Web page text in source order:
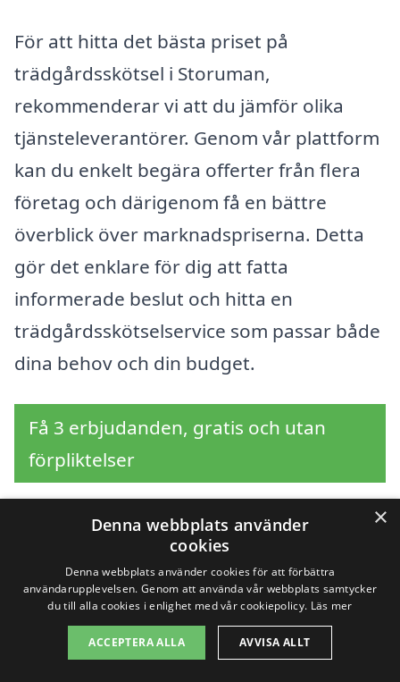
För att hitta det bästa priset på
trädgårdsskötsel i Storuman,
rekommenderar vi att du jämför olika
tjänsteleverantörer. Genom vår plattform
kan du enkelt begära offerter från flera
företag och därigenom få en bättre
överblick över marknadspriserna. Detta
gör det enklare för dig att fatta
informerade beslut och hitta en
trädgårdsskötselservice som passar både
dina behov och din budget.
Få 3 erbjudanden, gratis och utan
förpliktelser
Sök efter en
professionell för
trädgårdsskötsel i
×
Denna webbplats använder
cookies
Denna webbplats använder cookies för att förbättra
användarupplevelsen. Genom att använda vår webbplats samtycker
du till alla cookies i enlighet med vår cookiepolicy. Läs mer
ACCEPTERA ALLA AVVISA ALLT